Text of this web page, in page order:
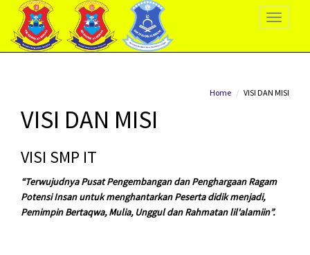
Toggle
Home VISI DAN MISI
VISI DAN MISI
VISI SMP IT
“Terwujudnya Pusat Pengembangan dan Penghargaan Ragam
Potensi Insan untuk menghantarkan Peserta didik menjadi,
Pemimpin Bertaqwa, Mulia, Unggul dan Rahmatan lil'alamiin”.